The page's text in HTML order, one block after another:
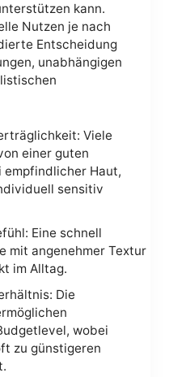
kann.
Nutzen je nach
Entscheidung
unabhängigen
Viele
einer guten
Haut,
sensitiv
Eine schnell
mit angenehmer Textur
im Alltag.
Die
wobei
zu günstigeren